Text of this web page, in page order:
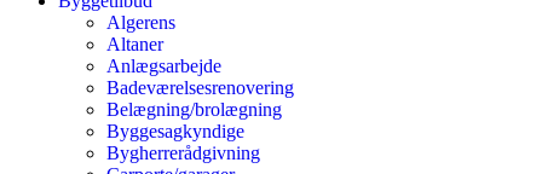
Algerens
Altaner
Anlægsarbejde
Badeværelsesrenovering
Belægning/brolægning
Byggesagkyndige
Bygherrerådgivning